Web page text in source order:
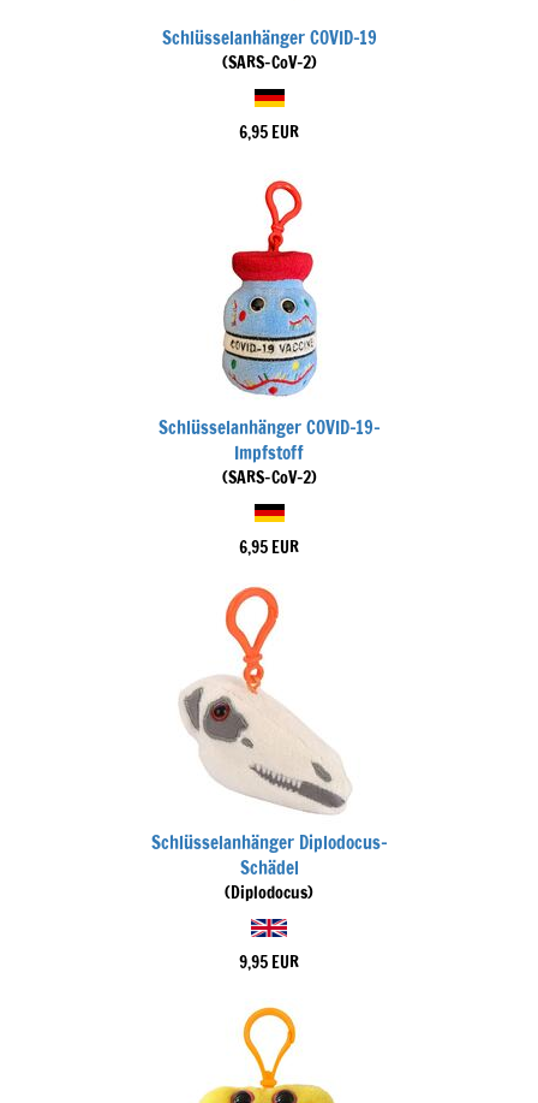
Schlüsselanhänger COVID-19
(SARS-CoV-2)
6,95 EUR
Schlüsselanhänger COVID-19-
Impfstoff
(SARS-CoV-2)
6,95 EUR
Schlüsselanhänger Diplodocus-
Schädel
(Diplodocus)
9,95 EUR